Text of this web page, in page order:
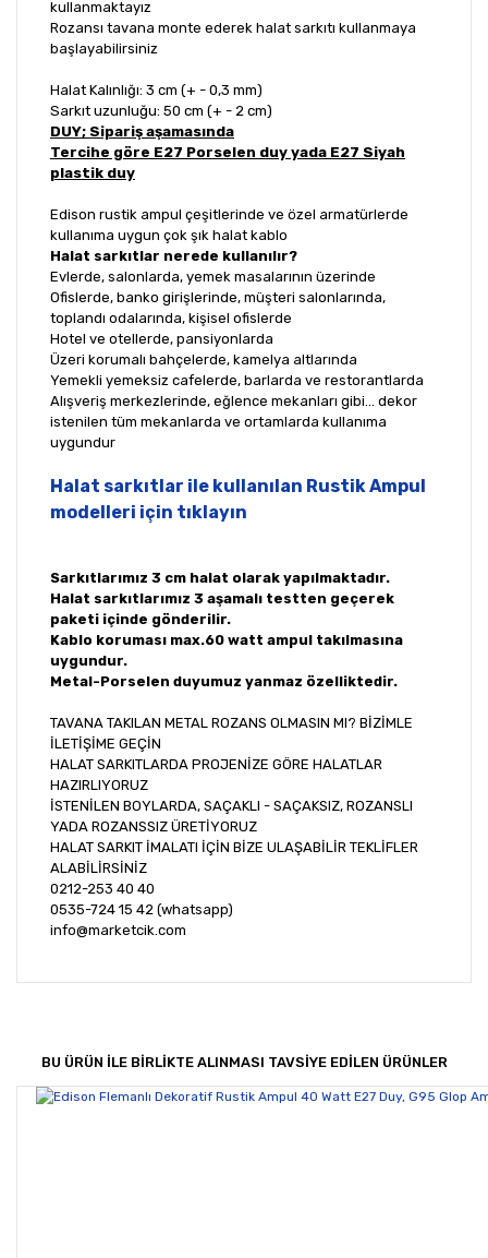
kullanmaktayız
Rozansı tavana monte ederek halat sarkıtı kullanmaya
başlayabilirsiniz
Halat Kalınlığı: 3 cm (+ - 0,3 mm)
Sarkıt uzunluğu: 50 cm (+ - 2 cm)
DUY; Sipariş aşamasında
Tercihe göre E27 Porselen duy yada E27 Siyah
plastik duy
Edison rustik ampul çeşitlerinde ve özel armatürlerde
kullanıma uygun çok şık halat kablo
Halat sarkıtlar nerede kullanılır?
Evlerde, salonlarda, yemek masalarının üzerinde
Ofislerde, banko girişlerinde, müşteri salonlarında,
toplandı odalarında, kişisel ofislerde
Hotel ve otellerde, pansiyonlarda
Üzeri korumalı bahçelerde, kamelya altlarında
Yemekli yemeksiz cafelerde, barlarda ve restorantlarda
Alışveriş merkezlerinde, eğlence mekanları gibi... dekor
istenilen tüm mekanlarda ve ortamlarda kullanıma
uygundur
Halat sarkıtlar ile kullanılan Rustik Ampul
modelleri için tıklayın
Sarkıtlarımız 3 cm halat olarak yapılmaktadır.
Halat sarkıtlarımız 3 aşamalı testten geçerek
paketi içinde gönderilir.
Kablo koruması max.60 watt ampul takılmasına
uygundur.
Metal-Porselen duyumuz yanmaz özelliktedir.
TAVANA TAKILAN METAL ROZANS OLMASIN MI? BİZİMLE
İLETİŞİME GEÇİN
HALAT SARKITLARDA PROJENİZE GÖRE HALATLAR
HAZIRLIYORUZ
İSTENİLEN BOYLARDA, SAÇAKLI - SAÇAKSIZ, ROZANSLI
YADA ROZANSSIZ ÜRETİYORUZ
HALAT SARKIT İMALATI İÇİN BİZE ULAŞABİLİR TEKLİFLER
ALABİLİRSİNİZ
0212-253 40 40
0535-724 15 42 (whatsapp)
info@marketcik.com
Yorum Yaz
Bu ürünün fiyat bilgisi, resim, ürün açıklamalarında ve
Ürün resmi kalitesiz, bozuk veya görüntülenemiyor.
BU ÜRÜN İLE BİRLİKTE ALINMASI TAVSİYE EDİLEN ÜRÜNLER